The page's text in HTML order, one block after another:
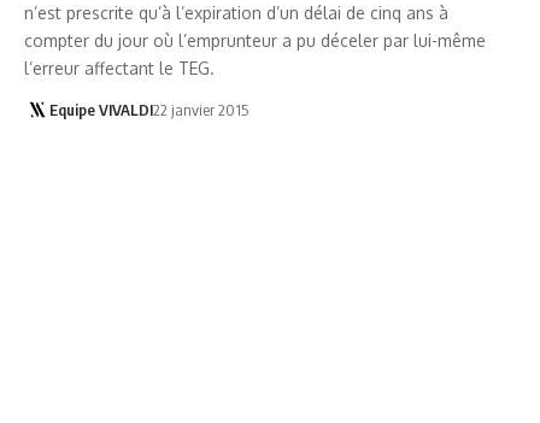
n’est prescrite qu’à l’expiration d’un délai de cinq ans à
compter du jour où l’emprunteur a pu déceler par lui-même
l’erreur affectant le TEG.
Equipe VIVALDI22 janvier 2015